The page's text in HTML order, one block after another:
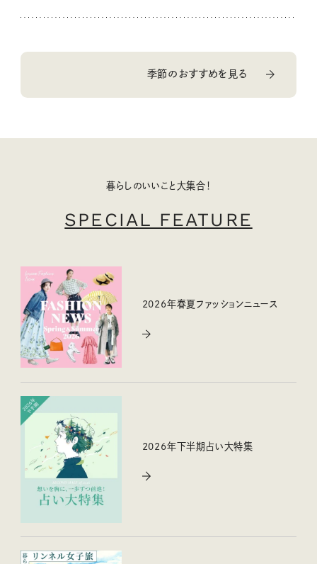
季節のおすすめを見る
暮らしのいいこと大集合！
SPECIAL FEATURE
2026年春夏ファッションニュース
2026年下半期占い大特集